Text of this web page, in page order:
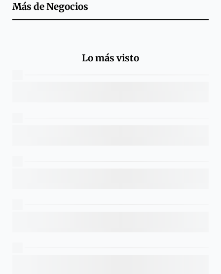
Más deNegocios
Lo más visto